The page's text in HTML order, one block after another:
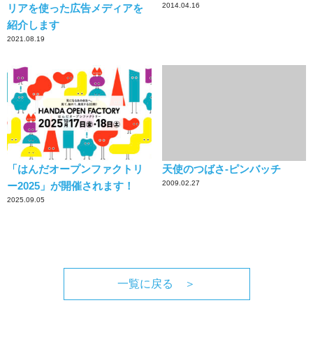
リアを使った広告メディアを
紹介します
2021.08.19
2014.04.16
「はんだオープンファクトリ
ー2025」が開催されます！
2025.09.05
天使のつばさ-ピンバッチ
2009.02.27
一覧に戻る ＞